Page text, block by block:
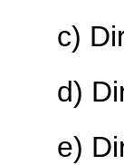
c)
d)
e)